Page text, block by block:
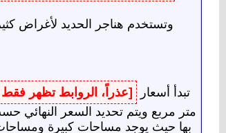
وتستخدم هناجر الحديد لأغراض
تبدأ أسعار [عذراً، الروابط تظهر
متر مربع ويتم تحديد السعر النهائي
بها حيث يوجد مساحات كبيرة